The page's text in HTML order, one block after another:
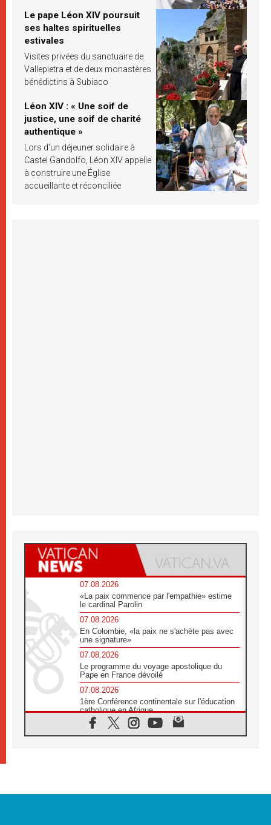
Le pape Léon XIV poursuit
ses haltes spirituelles
estivales
Visites privées du sanctuaire de
Vallepietra et de deux monastères
bénédictins à Subiaco
Léon XIV : « Une soif de
justice, une soif de charité
authentique »
Lors d’un déjeuner solidaire à
Castel Gandolfo, Léon XIV appelle
à construire une Église
accueillante et réconciliée
07.08.2026
«La paix commence par l'empathie» estime
le cardinal Parolin
07.08.2026
En Colombie, «la paix ne s'achète pas avec
une signature»
07.08.2026
Le programme du voyage apostolique du
Pape en France dévoilé
07.08.2026
1ère Conférence continentale sur l'éducation
catholique en Afrique
07.08.2026
Un logo symbolique pour la venue du Pape
07.08.2026